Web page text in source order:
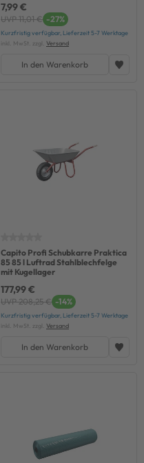
7,99 €
UVP 11,01 € -27%
Kurzfristig verfügbar, Lieferzeit 5-7 Werktage
inkl. MwSt. zzgl. Versand
In den Warenkorb
Capito Profi Schubkarre Praktica
85 85 l Luftrad Stahlblechfelge
mit Kugellager
177,99 €
UVP 208,25 € -14%
Kurzfristig verfügbar, Lieferzeit 5-7 Werktage
inkl. MwSt. zzgl. Versand
In den Warenkorb